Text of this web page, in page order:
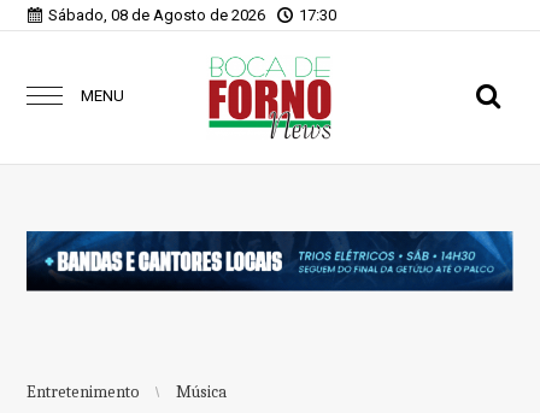
Sábado, 08 de Agosto de 2026 17:30
MENU
Entretenimento Música